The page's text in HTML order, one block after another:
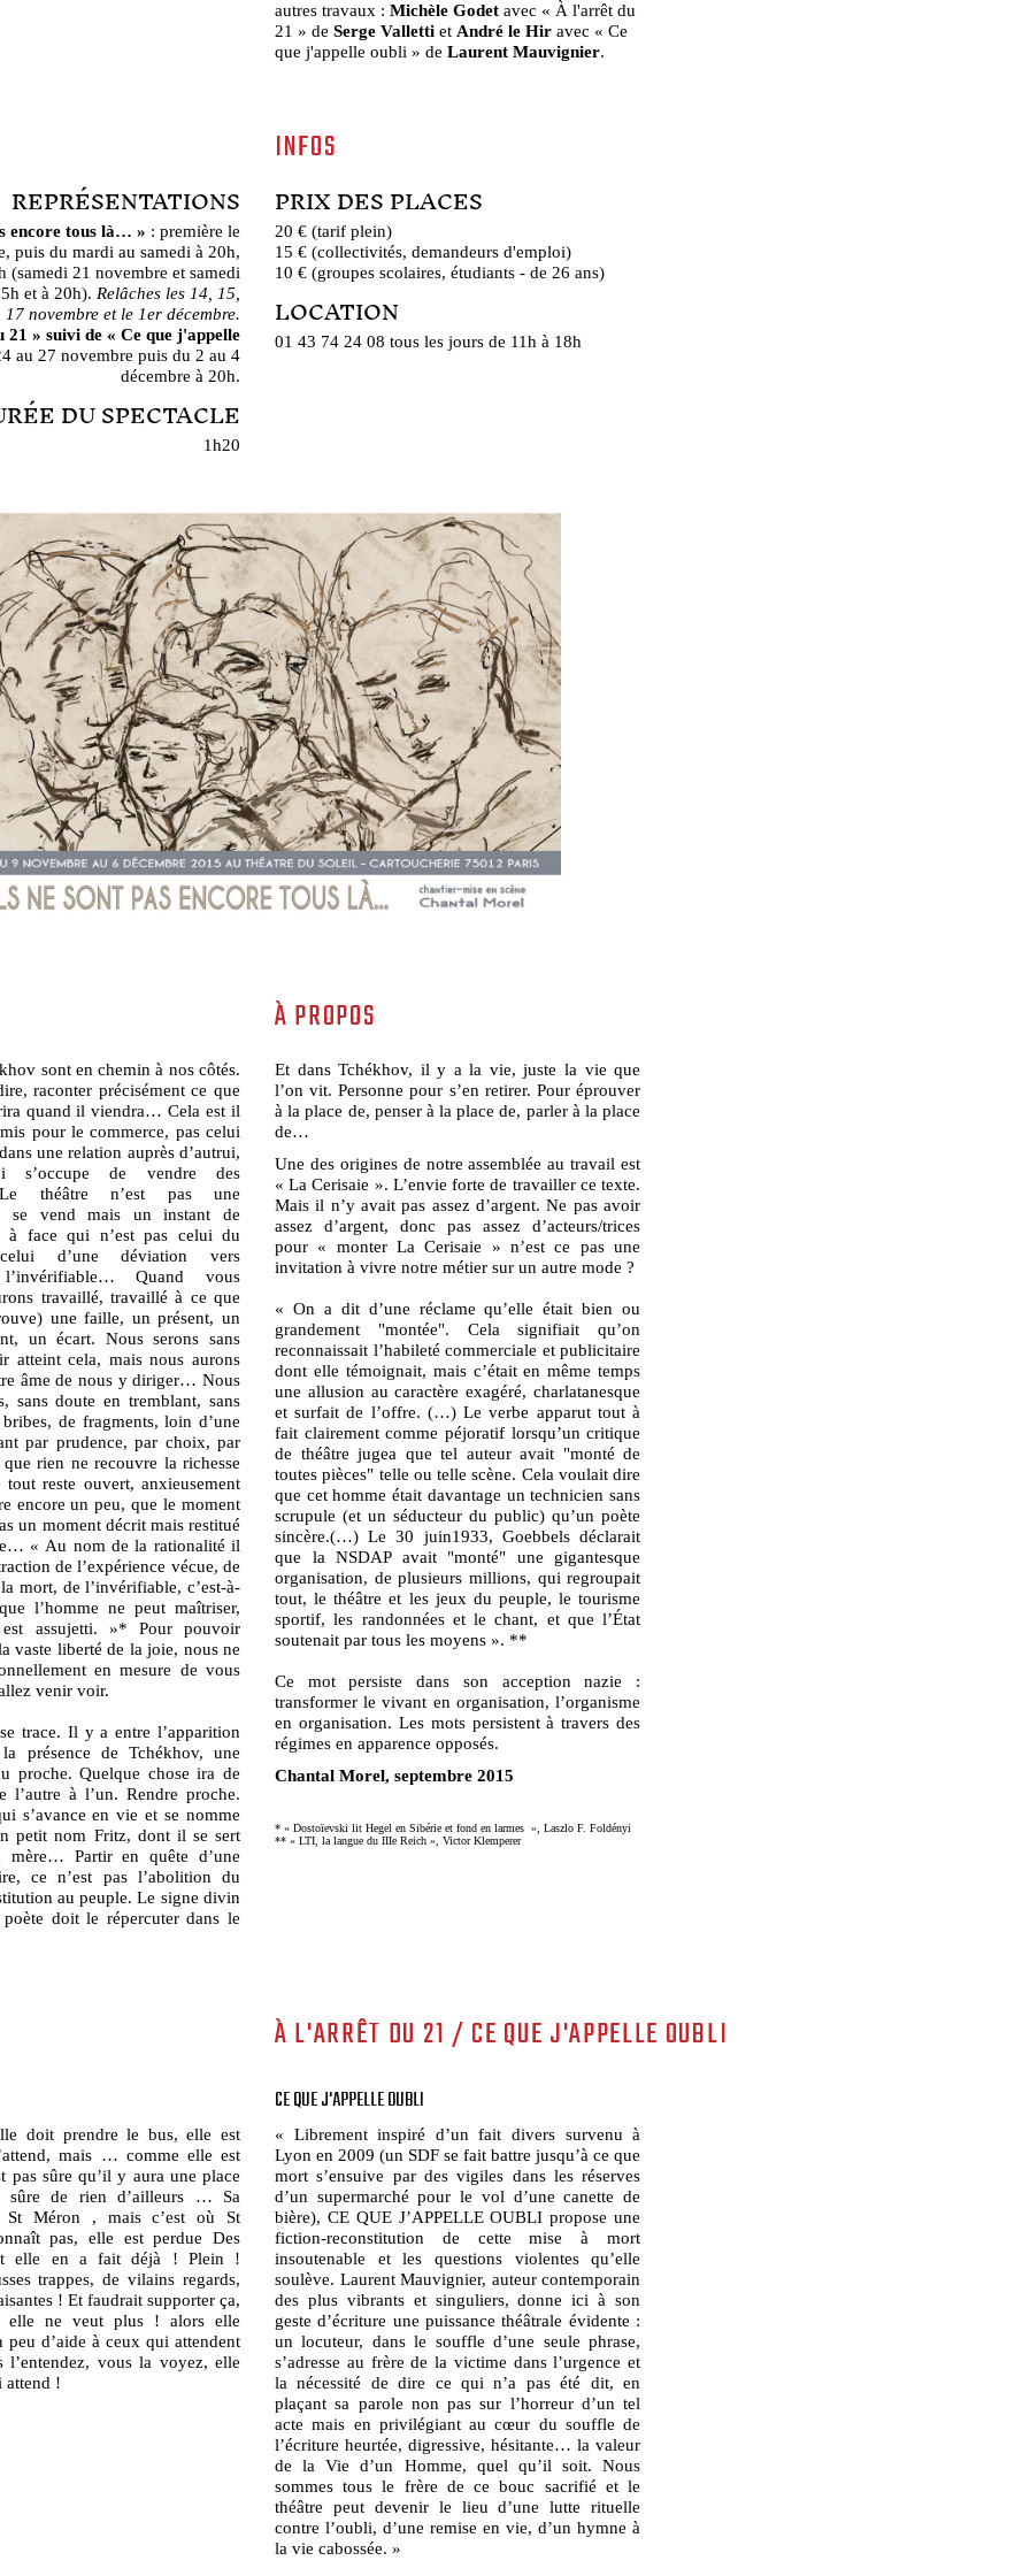
autres travaux : Michèle Godet avec « À l'arrêt du
21 » de Serge Valletti et André le Hir avec « Ce
que j'appelle oubli » de Laurent Mauvignier.
INFOS
REPRÉSENTATIONS
encore tous là… » : première le
puis du mardi au samedi à 20h,
(samedi 21 novembre et samedi
et à 20h). Relâches les 14, 15,
17 novembre et le 1er décembre.
21 » suivi de « Ce que j'appelle
au 27 novembre puis du 2 au 4
décembre à 20h.
DU SPECTACLE
1h20
PRIX DES PLACES
20 € (tarif plein)
15 € (collectivités, demandeurs d'emploi)
10 € (groupes scolaires, étudiants - de 26 ans)
LOCATION
01 43 74 24 08 tous les jours de 11h à 18h
À PROPOS
sont en chemin à nos côtés.
raconter précisément ce que
quand il viendra… Cela est il
pour le commerce, pas celui
une relation auprès d’autrui,
s’occupe de vendre des
Le théâtre n’est pas une
se vend mais un instant de
à face qui n’est pas celui du
d’une déviation vers
l’invérifiable… Quand vous
travaillé, travaillé à ce que
une faille, un présent, un
un écart. Nous serons sans
atteint cela, mais nous aurons
âme de nous y diriger… Nous
sans doute en tremblant, sans
de fragments, loin d’une
par prudence, par choix, par
que rien ne recouvre la richesse
reste ouvert, anxieusement
encore un peu, que le moment
un moment décrit mais restitué
« Au nom de la rationalité il
de l’expérience vécue, de
mort, de l’invérifiable, c’est-à-
l’homme ne peut maîtriser,
assujetti. »* Pour pouvoir
vaste liberté de la joie, nous ne
en mesure de vous
venir voir.
trace. Il y a entre l’apparition
présence de Tchékhov, une
proche. Quelque chose ira de
l’autre à l’un. Rendre proche.
s’avance en vie et se nomme
petit nom Fritz, dont il se sert
mère… Partir en quête d’une
ce n’est pas l’abolition du
au peuple. Le signe divin
doit le répercuter dans le
Et dans Tchékhov, il y a la vie, juste la vie que
l’on vit. Personne pour s’en retirer. Pour éprouver
à la place de, penser à la place de, parler à la place
de…
Une des origines de notre assemblée au travail est
« La Cerisaie ». L’envie forte de travailler ce texte.
Mais il n’y avait pas assez d’argent. Ne pas avoir
assez d’argent, donc pas assez d’acteurs/trices
pour « monter La Cerisaie » n’est ce pas une
invitation à vivre notre métier sur un autre mode ?
« On a dit d’une réclame qu’elle était bien ou
grandement "montée". Cela signifiait qu’on
reconnaissait l’habileté commerciale et publicitaire
dont elle témoignait, mais c’était en même temps
une allusion au caractère exagéré, charlatanesque
et surfait de l’offre. (…) Le verbe apparut tout à
fait clairement comme péjoratif lorsqu’un critique
de théâtre jugea que tel auteur avait "monté de
toutes pièces" telle ou telle scène. Cela voulait dire
que cet homme était davantage un technicien sans
scrupule (et un séducteur du public) qu’un poète
sincère.(…) Le 30 juin1933, Goebbels déclarait
que la NSDAP avait "monté" une gigantesque
organisation, de plusieurs millions, qui regroupait
tout, le théâtre et les jeux du peuple, le tourisme
sportif, les randonnées et le chant, et que l’État
soutenait par tous les moyens ». **
Ce mot persiste dans son acception nazie :
transformer le vivant en organisation, l’organisme
en organisation. Les mots persistent à travers des
régimes en apparence opposés.
Chantal Morel, septembre 2015
* « Dostoïevski lit Hegel en Sibérie et fond en larmes », Laszlo F. Foldényi
** « LTI, la langue du IIIe Reich », Victor Klemperer
À L'ARRÊT DU 21 / CE QUE J'APPELLE OUBLI
doit prendre le bus, elle est
mais … comme elle est
pas sûre qu’il y aura une place
sûre de rien d’ailleurs … Sa
St Méron , mais c’est où St
pas, elle est perdue Des
elle en a fait déjà ! Plein !
trappes, de vilains regards,
! Et faudrait supporter ça,
elle ne veut plus ! alors elle
peu d’aide à ceux qui attendent
l’entendez, vous la voyez, elle
attend !
CE QUE J'APPELLE OUBLI
« Librement inspiré d’un fait divers survenu à
Lyon en 2009 (un SDF se fait battre jusqu’à ce que
mort s’ensuive par des vigiles dans les réserves
d’un supermarché pour le vol d’une canette de
bière), CE QUE J’APPELLE OUBLI propose une
fiction-reconstitution de cette mise à mort
insoutenable et les questions violentes qu’elle
soulève. Laurent Mauvignier, auteur contemporain
des plus vibrants et singuliers, donne ici à son
geste d’écriture une puissance théâtrale évidente :
un locuteur, dans le souffle d’une seule phrase,
s’adresse au frère de la victime dans l’urgence et
la nécessité de dire ce qui n’a pas été dit, en
plaçant sa parole non pas sur l’horreur d’un tel
acte mais en privilégiant au cœur du souffle de
l’écriture heurtée, digressive, hésitante… la valeur
de la Vie d’un Homme, quel qu’il soit. Nous
sommes tous le frère de ce bouc sacrifié et le
théâtre peut devenir le lieu d’une lutte rituelle
contre l’oubli, d’une remise en vie, d’un hymne à
la vie cabossée. »